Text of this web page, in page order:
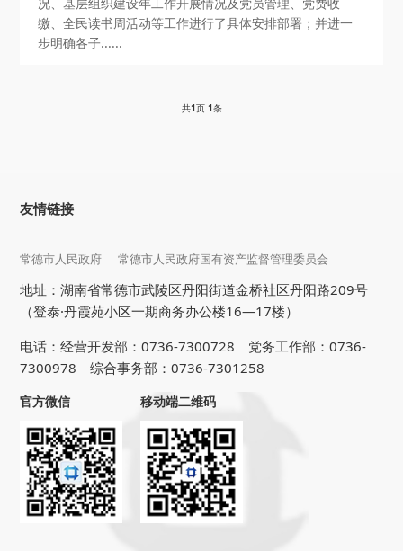
缴、全民读书周活动等工作进行了具体安排部署；并进一
步明确各子......
共1页 1条
友情链接
常德市人民政府 常德市人民政府国有资产监督管理委员会
地址：湖南省常德市武陵区丹阳街道金桥社区丹阳路209号
（登泰·丹霞苑小区一期商务办公楼16—17楼）
电话：经营开发部：0736-7300728 党务工作部：0736-
7300978 综合事务部：0736-7301258
官方微信 移动端二维码